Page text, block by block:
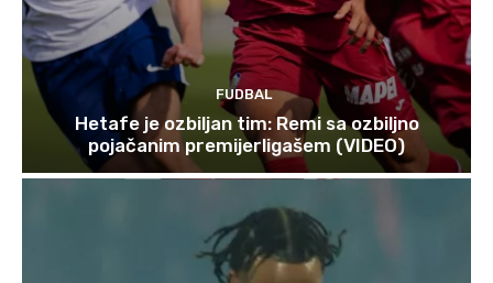
FUDBAL
Hetafe je ozbiljan tim: Remi sa ozbiljno
pojačanim premijerligašem (VIDEO)